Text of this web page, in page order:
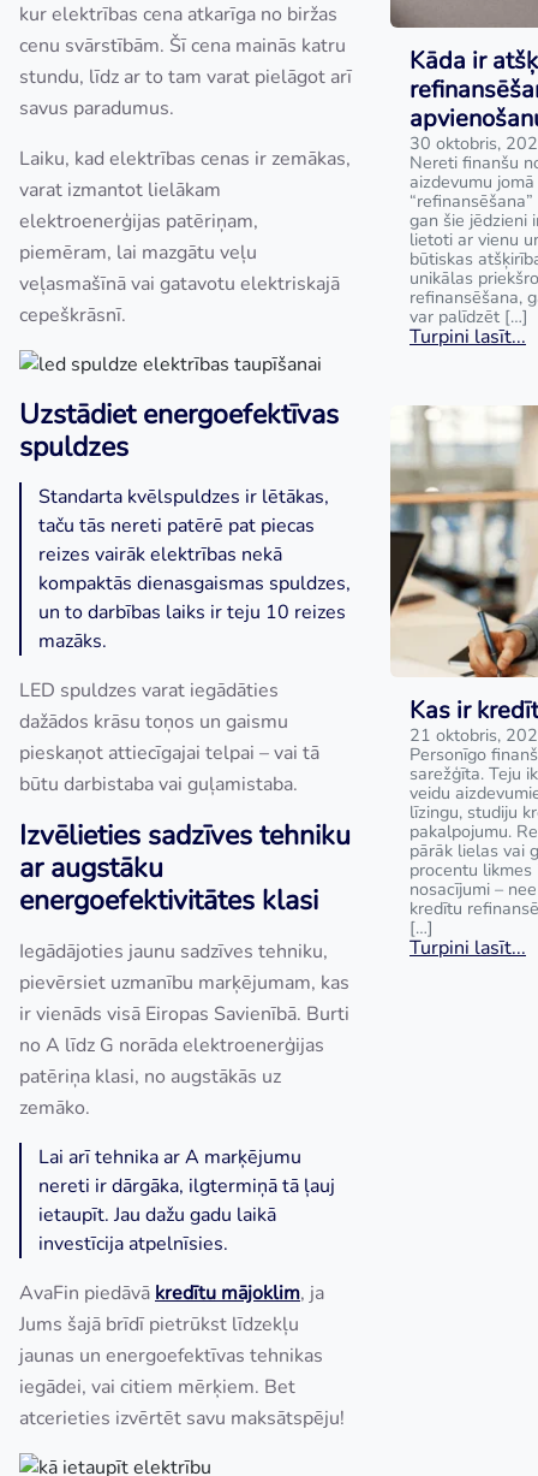
kur elektrības cena atkarīga no biržas
cenu svārstībām. Šī cena mainās katru
stundu, līdz ar to tam varat pielāgot arī
savus paradumus.
Laiku, kad elektrības cenas ir zemākas,
varat izmantot lielākam
elektroenerģijas patēriņam,
piemēram, lai mazgātu veļu
veļasmašīnā vai gatavotu elektriskajā
cepeškrāsnī.
Uzstādiet energoefektīvas
spuldzes
Standarta kvēlspuldzes ir lētākas,
taču tās nereti patērē pat piecas
reizes vairāk elektrības nekā
kompaktās dienasgaismas spuldzes,
un to darbības laiks ir teju 10 reizes
mazāks.
LED spuldzes varat iegādāties
dažādos krāsu toņos un gaismu
pieskaņot attiecīgajai telpai – vai tā
būtu darbistaba vai guļamistaba.
Izvēlieties sadzīves tehniku
ar augstāku
energoefektivitātes klasi
Iegādājoties jaunu sadzīves tehniku,
pievērsiet uzmanību marķējumam, kas
ir vienāds visā Eiropas Savienībā. Burti
no A līdz G norāda elektroenerģijas
patēriņa klasi, no augstākās uz
zemāko.
Lai arī tehnika ar A marķējumu
nereti ir dārgāka, ilgtermiņā tā ļauj
ietaupīt. Jau dažu gadu laikā
investīcija atpelnīsies.
AvaFin piedāvā kredītu mājoklim, ja
Jums šajā brīdī pietrūkst līdzekļu
jaunas un energoefektīvas tehnikas
iegādei, vai citiem mērķiem. Bet
atcerieties izvērtēt savu maksātspēju!
Kāda ir
30 oktobris,
Nereti finanšu
aizdevumu
gan šie jēdzieni
lietoti ar vienu
būtiskas
unikālas
refinansēšana,
var palīdzēt […]
Turpini lasīt...
Kas ir
21 oktobris,
Personīgo
sarežģīta. Teju
veidu
līzingu, studiju
pakalpojumu.
pārāk lielas vai
procentu
nosacījumi –
kredītu
[…]
Turpini lasīt...